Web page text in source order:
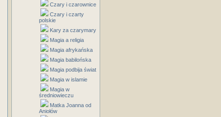
Czary i czarownice
Czary i czarty
polskie
Kary za czarymary
Magia a religia
Magia afrykańska
Magia babilońska
Magia podbija świat
Magia w islamie
Magia w
średniowieczu
Matka Joanna od
Aniołów